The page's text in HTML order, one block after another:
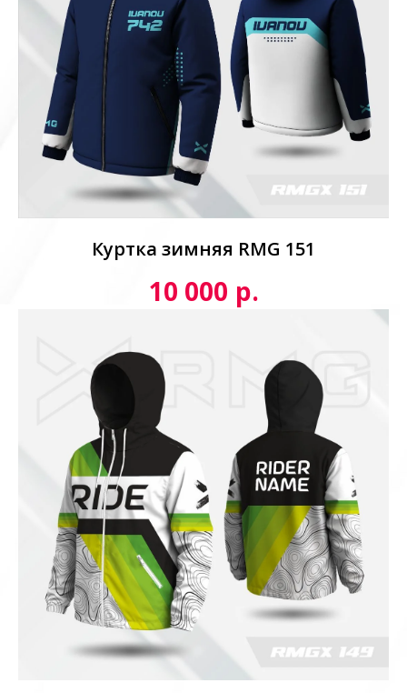
Куртка зимняя RMG 151
10 000 р.